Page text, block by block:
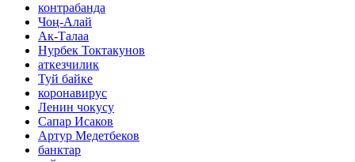
контрабанда
Чоң-Алай
Ак-Талаа
Нурбек Токтакунов
аткезчилик
Туй байке
коронавирус
Ленин чокусу
Сапар Исаков
Артур Медетбеков
банктар